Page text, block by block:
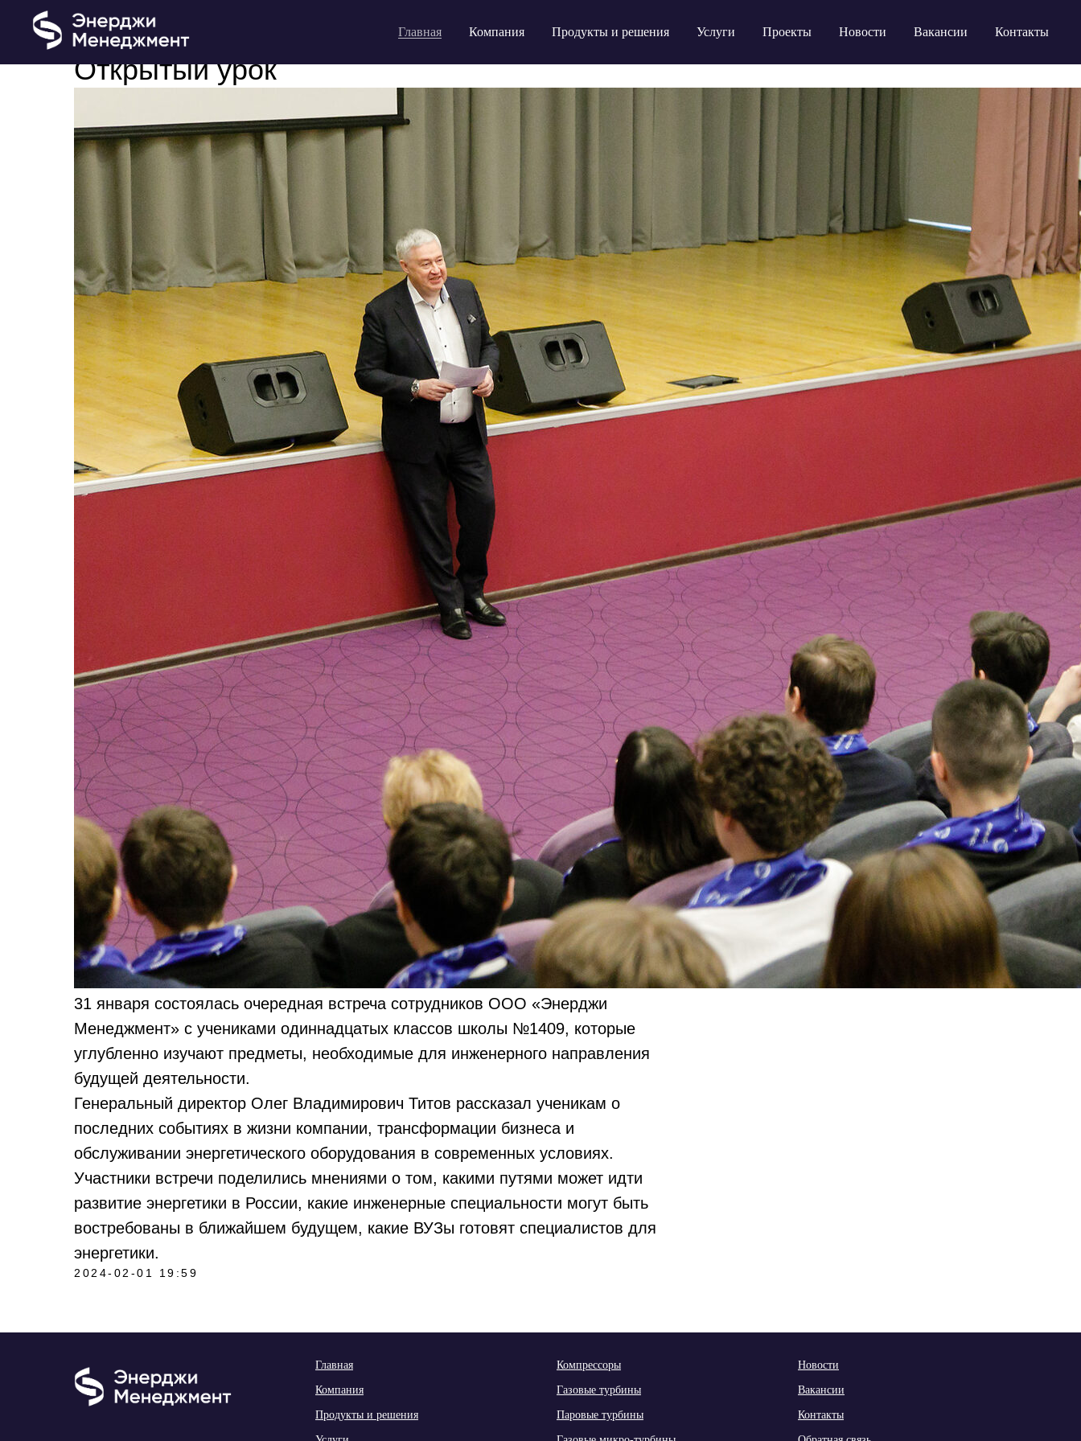
Главная Компания Продукты и решения Услуги Проекты Новости Вакансии Контакты
Открытый урок
31 января состоялась очередная встреча сотрудников ООО «Энерджи
Менеджмент» с учениками одиннадцатых классов школы №1409, которые
углубленно изучают предметы, необходимые для инженерного направления
будущей деятельности.
Генеральный директор Олег Владимирович Титов рассказал ученикам о
последних событиях в жизни компании, трансформации бизнеса и
обслуживании энергетического оборудования в современных условиях.
Участники встречи поделились мнениями о том, какими путями может идти
развитие энергетики в России, какие инженерные специальности могут быть
востребованы в ближайшем будущем, какие ВУЗы готовят специалистов для
энергетики.
2024-02-01 19:59
Главная
Компания
Продукты и решения
Компрессоры
Газовые турбины
Паровые турбины
Новости
Вакансии
Контакты